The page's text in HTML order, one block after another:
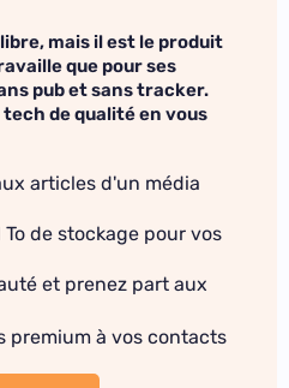
mais il est le produit
que pour ses
pub et sans tracker.
de qualité en vous
articles d'un média
de stockage pour vos
et prenez part aux
premium à vos contacts